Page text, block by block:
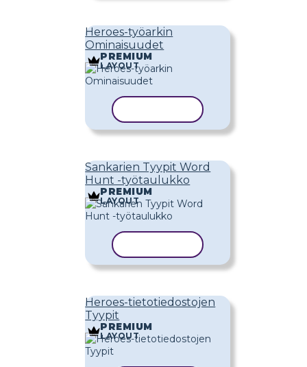
Heroes-työarkin
Ominaisuudet
PREMIUM
LAYOUT
Sankarien Tyypit Word
Hunt -työtaulukko
PREMIUM
LAYOUT
Heroes-tietotiedostojen
Tyypit
PREMIUM
LAYOUT